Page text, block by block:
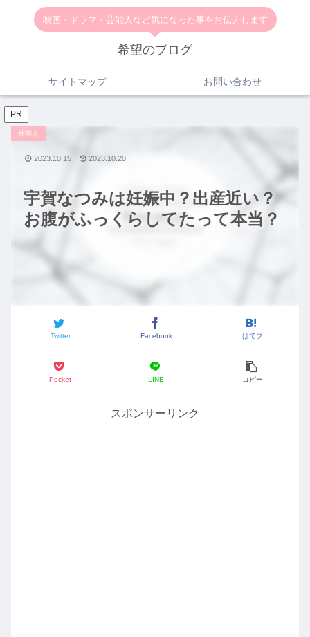
映画・ドラマ・芸能人など気になった事をお伝えします
希望のブログ
サイトマップ お問い合わせ
PR
宇賀なつみは妊娠中？出産近い？
お腹がふっくらしてたって本当？
芸能人
Twitter Facebook はてブ
Pocket LINE コピー
2023.10.15 2023.10.20
スポンサーリンク